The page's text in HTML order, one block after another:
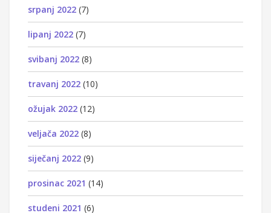
srpanj 2022 (7)
lipanj 2022 (7)
svibanj 2022 (8)
travanj 2022 (10)
ožujak 2022 (12)
veljača 2022 (8)
siječanj 2022 (9)
prosinac 2021 (14)
studeni 2021 (6)